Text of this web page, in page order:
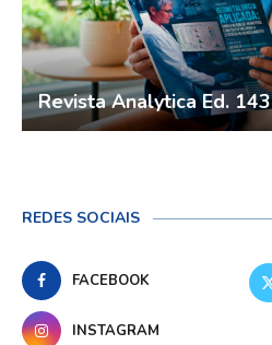
Revista Analytica Ed. 143
REDES SOCIAIS
FACEBOOK
INSTAGRAM